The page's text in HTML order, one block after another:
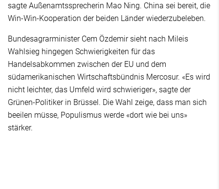
sagte Außenamtssprecherin Mao Ning. China sei bereit, die
Win-Win-Kooperation der beiden Länder wiederzubeleben.
Bundesagrarminister Cem Özdemir sieht nach Mileis
Wahlsieg hingegen Schwierigkeiten für das
Handelsabkommen zwischen der EU und dem
südamerikanischen Wirtschaftsbündnis Mercosur. «Es wird
nicht leichter, das Umfeld wird schwieriger», sagte der
Grünen-Politiker in Brüssel. Die Wahl zeige, dass man sich
beeilen müsse, Populismus werde «dort wie bei uns»
stärker.